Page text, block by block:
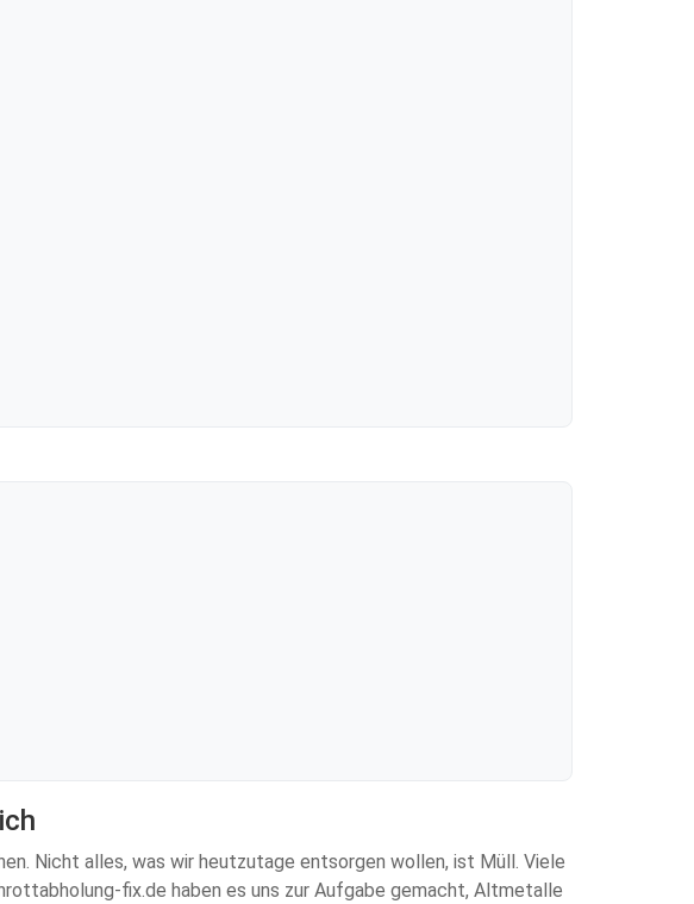
Nicht alles, was wir heutzutage entsorgen wollen, ist Müll. Viele
fix.de haben es uns zur Aufgabe gemacht, Altmetalle